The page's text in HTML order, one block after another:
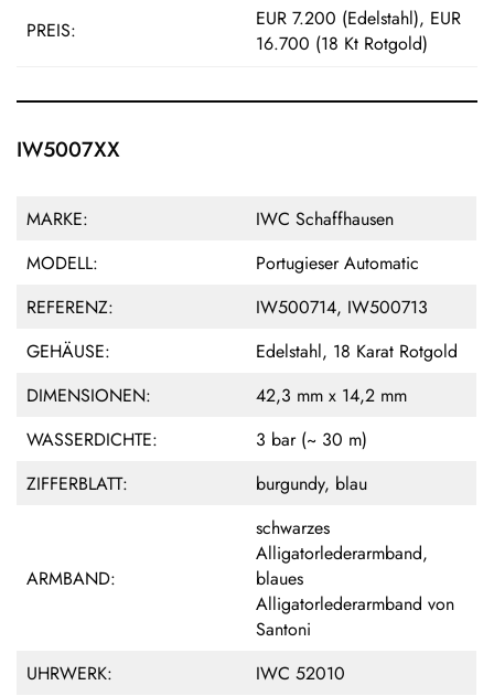
PREIS:
EUR 7.200 (Edelstahl), EUR
16.700 (18 Kt Rotgold)
IW5007XX
MARKE:
IWC Schaffhausen
MODELL:
Portugieser Automatic
REFERENZ:
IW500714, IW500713
GEHÄUSE:
Edelstahl, 18 Karat Rotgold
DIMENSIONEN:
42,3 mm x 14,2 mm
WASSERDICHTE:
3 bar (~ 30 m)
ZIFFERBLATT:
burgundy, blau
ARMBAND:
schwarzes
Alligatorlederarmband,
blaues
Alligatorlederarmband von
Santoni
UHRWERK:
IWC 52010